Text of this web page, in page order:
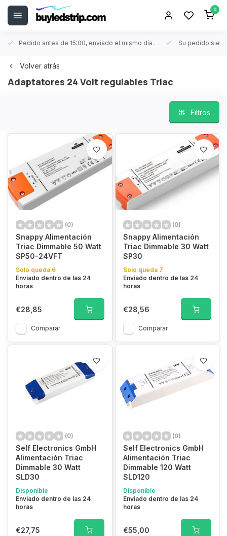
0
Pedido antes de 15:00, enviado el mismo día . Su pedido
Volver atrás
Adaptatores 24 Volt regulables Triac
Filtros
(0)
Snappy Alimentación
Triac Dimmable 50 Watt
SP50-24VFT
Solo queda 6
Enviado dentro de las 24
horas
€28,85
Comparar
(0)
Snappy Alimentación
Triac Dimmable 30 Watt
SP30
Solo queda 7
Enviado dentro de las 24
horas
€28,56
Comparar
(0)
Self Electronics GmbH
Alimentación Triac
Dimmable 30 Watt
SLD30
Disponible
Enviado dentro de las 24
horas
€27,75
(0)
Self Electronics GmbH
Alimentación Triac
Dimmable 120 Watt
SLD120
Disponible
Enviado dentro de las 24
horas
€55,00